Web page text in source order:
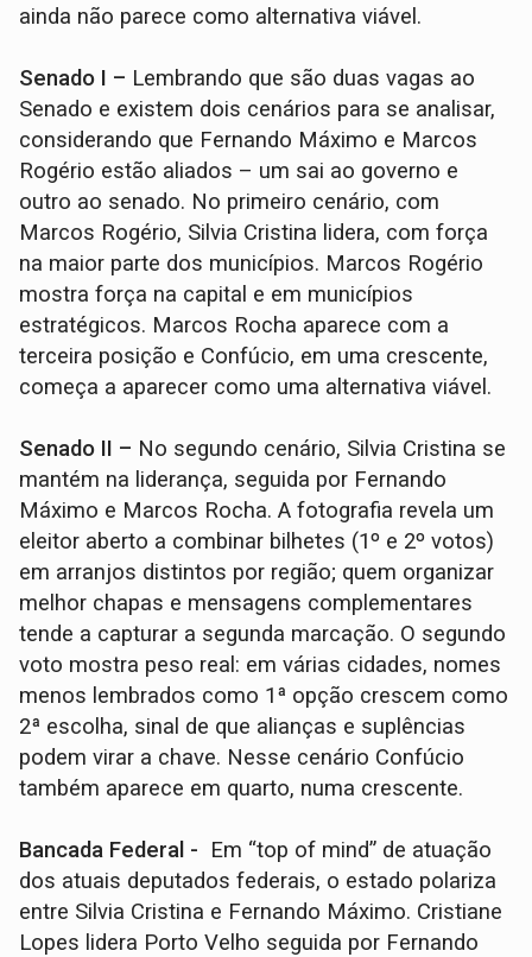
ainda não parece como alternativa viável.
Senado I – Lembrando que são duas vagas ao
Senado e existem dois cenários para se analisar,
considerando que Fernando Máximo e Marcos
Rogério estão aliados – um sai ao governo e
outro ao senado. No primeiro cenário, com
Marcos Rogério, Silvia Cristina lidera, com força
na maior parte dos municípios. Marcos Rogério
mostra força na capital e em municípios
estratégicos. Marcos Rocha aparece com a
terceira posição e Confúcio, em uma crescente,
começa a aparecer como uma alternativa viável.
Senado II – No segundo cenário, Silvia Cristina se
mantém na liderança, seguida por Fernando
Máximo e Marcos Rocha. A fotografia revela um
eleitor aberto a combinar bilhetes (1º e 2º votos)
em arranjos distintos por região; quem organizar
melhor chapas e mensagens complementares
tende a capturar a segunda marcação. O segundo
voto mostra peso real: em várias cidades, nomes
menos lembrados como 1ª opção crescem como
2ª escolha, sinal de que alianças e suplências
podem virar a chave. Nesse cenário Confúcio
também aparece em quarto, numa crescente.
Bancada Federal - Em “top of mind” de atuação
dos atuais deputados federais, o estado polariza
entre Silvia Cristina e Fernando Máximo. Cristiane
Lopes lidera Porto Velho seguida por Fernando